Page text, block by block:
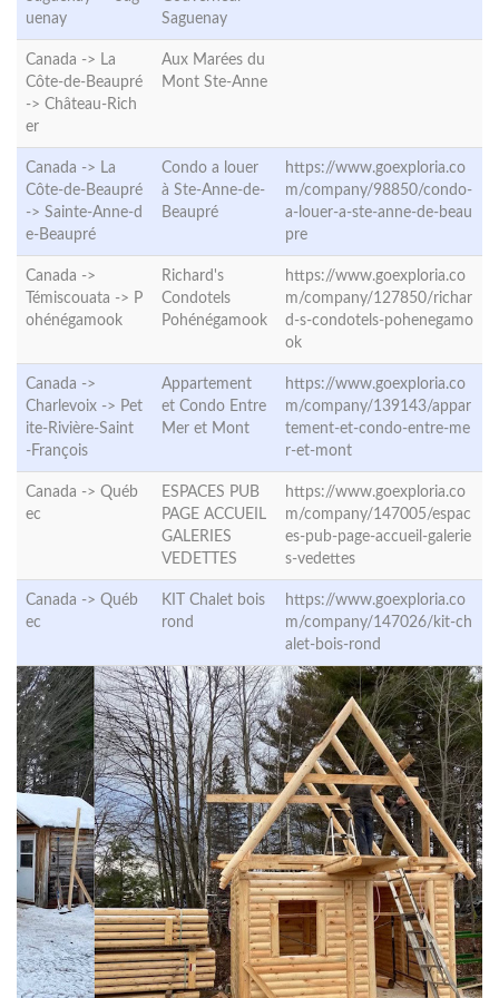
uenay
Saguenay
Canada -> La
Côte-de-Beaupré
-> Château-Rich
er
Aux Marées du
Mont Ste-Anne
Canada -> La
Côte-de-Beaupré
-> Sainte-Anne-d
e-Beaupré
Condo a louer
à Ste-Anne-de-
Beaupré
https://www.goexploria.co
m/company/98850/condo-
a-louer-a-ste-anne-de-beau
pre
Canada ->
Témiscouata -> P
ohénégamook
Richard's
Condotels
Pohénégamook
https://www.goexploria.co
m/company/127850/richar
d-s-condotels-pohenegamo
ok
Canada ->
Charlevoix -> Pet
ite-Rivière-Saint
-François
Appartement
et Condo Entre
Mer et Mont
https://www.goexploria.co
m/company/139143/appar
tement-et-condo-entre-me
r-et-mont
Canada -> Québ
ec
ESPACES PUB
PAGE ACCUEIL
GALERIES
VEDETTES
https://www.goexploria.co
m/company/147005/espac
es-pub-page-accueil-galerie
s-vedettes
Canada -> Québ
ec
KIT Chalet bois
rond
https://www.goexploria.co
m/company/147026/kit-ch
alet-bois-rond